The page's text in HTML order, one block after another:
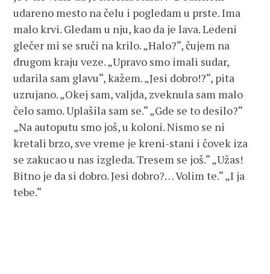
udareno mesto na čelu i pogledam u prste. Ima
malo krvi. Gledam u nju, kao da je lava. Ledeni
glečer mi se sruči na krilo. „Halo?“, čujem na
drugom kraju veze. „Upravo smo imali sudar,
udarila sam glavu“, kažem. „Jesi dobro!?“, pita
uzrujano. „Okej sam, valjda, zveknula sam malo
čelo samo. Uplašila sam se.“ „Gde se to desilo?“
„Na autoputu smo još, u koloni. Nismo se ni
kretali brzo, sve vreme je kreni-stani i čovek iza
se zakucao u nas izgleda. Tresem se još.“ „Užas!
Bitno je da si dobro. Jesi dobro?… Volim te.“ „I ja
tebe.“